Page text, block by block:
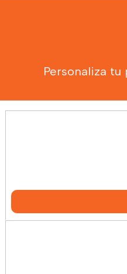
Personaliza